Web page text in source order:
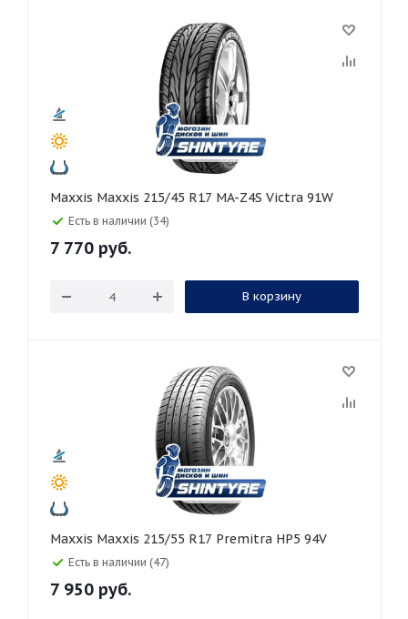
Maxxis Maxxis 215/45 R17 MA-Z4S Victra 91W
Есть в наличии (34)
7 770 руб.
В корзину
Maxxis Maxxis 215/55 R17 Premitra HP5 94V
Есть в наличии (47)
7 950 руб.